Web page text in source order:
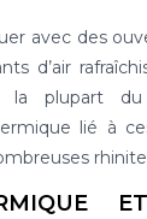
avec des
d’air
la plupart du
lié à